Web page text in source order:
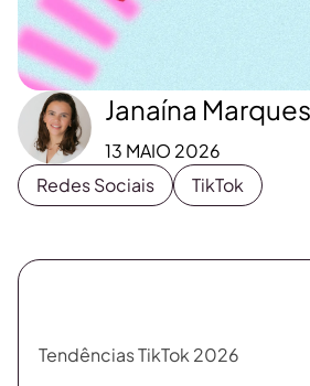
Janaína Marques
13 MAIO 2026
Redes Sociais
TikTok
Tendências TikTok 2026